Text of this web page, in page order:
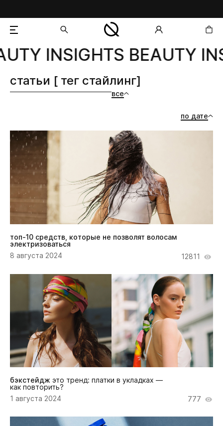
добавлен в корзину
INSIGHTS BEAUTY
все
статьи [ тег стайлинг]
по дате
топ-10 средств, которые не позволят волосам
электризоваться
8 августа 2024
12811
бэкстейдж это тренд: платки в укладках —
как повторить?
1 августа 2024
777